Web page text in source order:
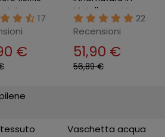
Interno
Legno 17
€
Metallo per Vaso
Legno 80 Fioriera
Orto Urbano
22
Recensioni
51,90 €
56,89 €
Vaschetta acqua